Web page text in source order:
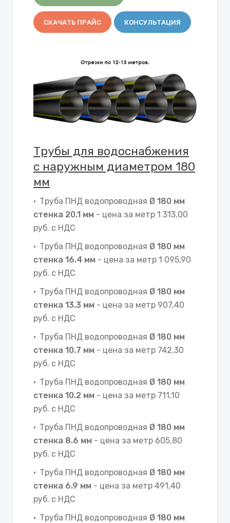
СКАЧАТЬ ПРАЙС КОНСУЛЬТАЦИЯ
Трубы для водоснабжения
с наружным диаметром 180
мм
Труба ПНД водопроводная Ø 180 мм
стенка 20.1 мм - цена за метр 1 313,00
руб. с НДС
Труба ПНД водопроводная Ø 180 мм
стенка 16.4 мм - цена за метр 1 095,90
руб. с НДС
Труба ПНД водопроводная Ø 180 мм
стенка 13.3 мм - цена за метр 907,40
руб. с НДС
Труба ПНД водопроводная Ø 180 мм
стенка 10.7 мм - цена за метр 742,30
руб. с НДС
Труба ПНД водопроводная Ø 180 мм
стенка 10.2 мм - цена за метр 711,10
руб. с НДС
Труба ПНД водопроводная Ø 180 мм
стенка 8.6 мм - цена за метр 605,80
руб. с НДС
Труба ПНД водопроводная Ø 180 мм
стенка 6.9 мм - цена за метр 491,40
руб. с НДС
Труба ПНД водопроводная Ø 180 мм